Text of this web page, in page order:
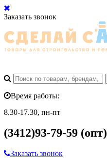
Заказать звонок
Время работы:
8.30-17.30, пн-пт
(3412)93-79-59 (опт)
Заказать звонок